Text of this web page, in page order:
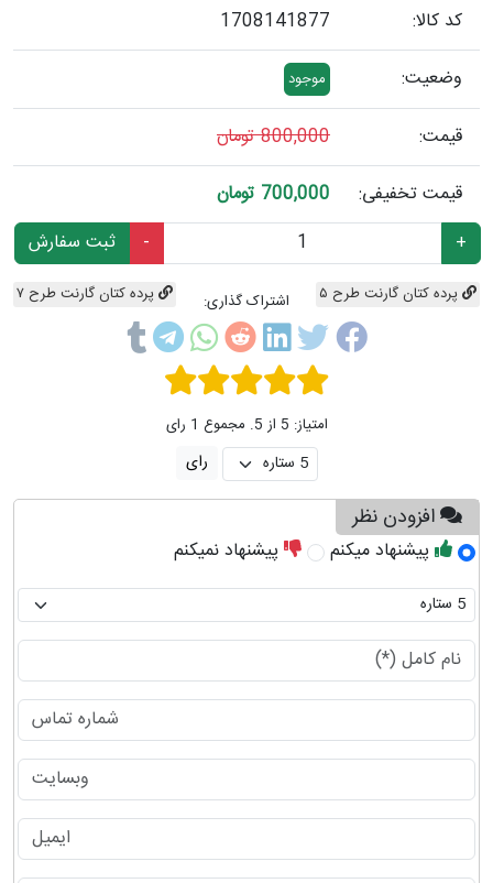
کد کالا:
1708141877
وضعیت:
موجود
قیمت:
800,000 تومان
قیمت تخفیفی:
700,000 تومان
+
-
پرده کتان گارنت طرح ۵ پرده کتان گارنت طرح ۷ اشتراک گذاری:
امتیاز: 5 از 5. مجموع 1 رای
افزودن نظر
پیشنهاد میکنم پیشنهاد نمیکنم